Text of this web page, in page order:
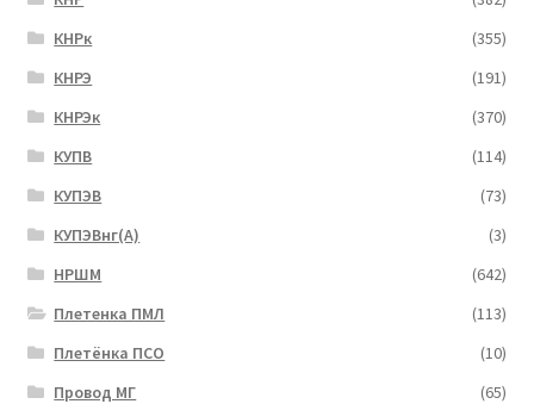
КНРк
(355)
КНРЭ
(191)
КНРЭк
(370)
КУПВ
(114)
КУПЭВ
(73)
КУПЭВнг(А)
(3)
НРШМ
(642)
Плетенка ПМЛ
(113)
Плетёнка ПСО
(10)
Провод МГ
(65)